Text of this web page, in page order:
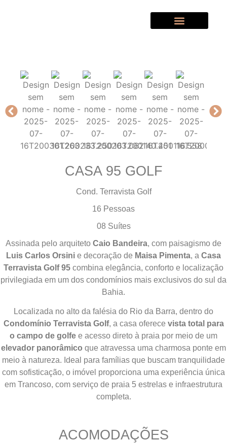
CASA 95 GOLF
Cond. Terravista Golf
16 Pessoas
08 Suítes
Assinada pelo arquiteto Caio Bandeira, com paisagismo de
Luis Carlos Orsini e decoração de Maisa Pimenta, a Casa
Terravista Golf 95 combina elegância, conforto e localização
privilegiada em um dos condomínios mais exclusivos do sul da
Bahia.
Localizada no alto da falésia do Rio da Barra, dentro do
Condomínio Terravista Golf, a casa oferece vista total para
o campo de golfe e acesso direto à praia por meio de um
elevador panorâmico que atravessa uma charmosa ponte em
meio à natureza. Ideal para famílias que buscam tranquilidade
com sofisticação, o imóvel proporciona uma experiência única
em Trancoso, com serviço de praia 5 estrelas e infraestrutura
completa.
ACOMODAÇÕES